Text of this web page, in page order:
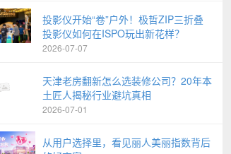
投影仪开始“卷”户外！极哲ZIP三折叠
投影仪如何在ISPO玩出新花样？
2026-07-07
天津老房翻新怎么选装修公司？20年本
土匠人揭秘行业避坑真相
2026-07-01
从用户选择里，看见丽人美丽指数背后